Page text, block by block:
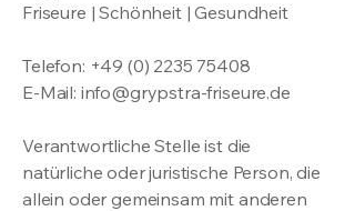
Friseure | Schönheit | Gesundheit
Telefon: +49 (0) 2235 75408
E-Mail: info@grypstra-friseure.de
Verantwortliche Stelle ist die
natürliche oder juristische Person, die
allein oder gemeinsam mit anderen